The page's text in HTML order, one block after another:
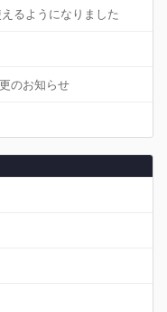
るようになりました
のお知らせ